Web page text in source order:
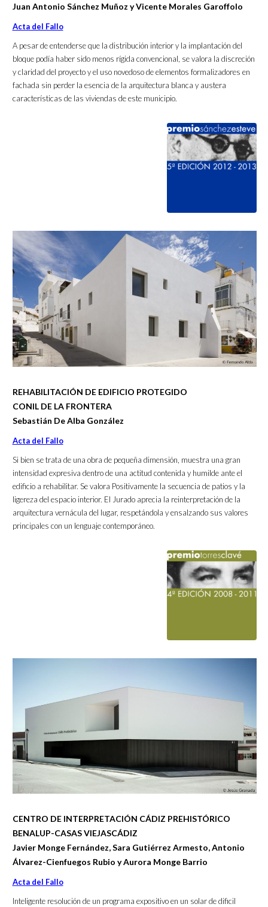
Juan Antonio Sánchez Muñoz y Vicente Morales Garoffolo
Acta del Fallo
A pesar de entenderse que la distribución interior y la implantación del
bloque podía haber sido menos rígida convencional, se valora la discreción
y claridad del proyecto y el uso novedoso de elementos formalizadores en
fachada sin perder la esencia de la arquitectura blanca y austera
características de las viviendas de este municipio.
REHABILITACIÓN DE EDIFICIO PROTEGIDO
CONIL DE LA FRONTERA
Sebastián De Alba González
Acta del Fallo
Si bien se trata de una obra de pequeña dimensión, muestra una gran
intensidad expresiva dentro de una actitud contenida y humilde ante el
edificio a rehabilitar. Se valora Positivamente la secuencia de patios y la
ligereza del espacio interior. El Jurado aprecia la reinterpretación de la
arquitectura vernácula del lugar, respetándola y ensalzando sus valores
principales con un lenguaje contemporáneo.
CENTRO DE INTERPRETACIÓN CÁDIZ PREHISTÓRICO
BENALUP-CASAS VIEJASCÁDIZ
Javier Monge Fernández, Sara Gutiérrez Armesto, Antonio
Álvarez-Cienfuegos Rubio y Aurora Monge Barrio
Acta del Fallo
Inteligente resolución de un programa expositivo en un solar de dificil